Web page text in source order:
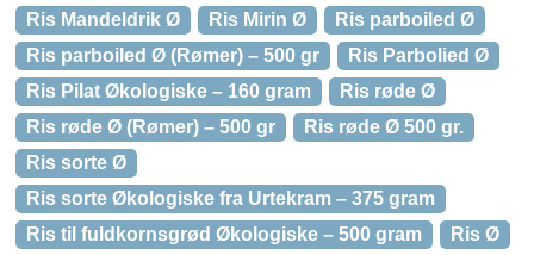
Ris Mandeldrik Ø
Ris Mirin Ø
Ris parboiled Ø
Ris parboiled Ø (Rømer) – 500 gr
Ris Parbolied Ø
Ris Pilat Økologiske – 160 gram
Ris røde Ø
Ris røde Ø (Rømer) – 500 gr
Ris røde Ø 500 gr.
Ris sorte Ø
Ris sorte Økologiske fra Urtekram – 375 gram
Ris til fuldkornsgrød Økologiske – 500 gram
Ris Ø